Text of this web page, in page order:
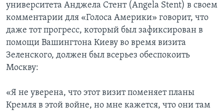
университета Анджела Стент (Angela Stent) в своем
комментарии для «Голоса Америки» говорит, что
даже тот прогресс, который был зафиксирован в
помощи Вашингтона Киеву во время визита
Зеленского, должен был всерьез обеспокоить
Москву:
«Я не уверена, что этот визит поменяет планы
Кремля в этой войне, но мне кажется, что они там